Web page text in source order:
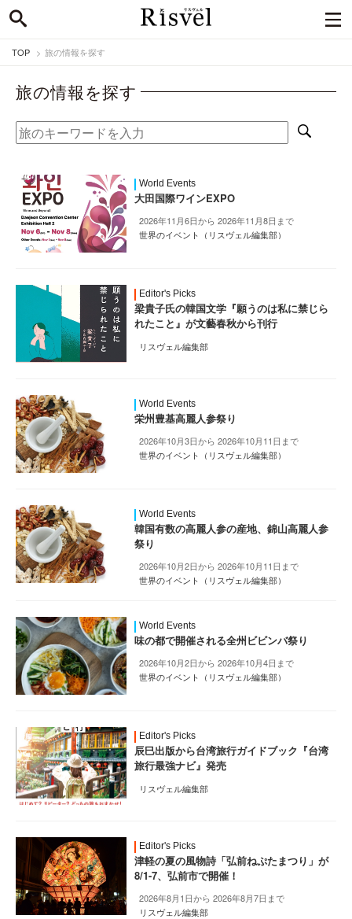
TOP 旅の情報を探す
旅の情報を探す
World Events
大田国際ワインEXPO
2026年11月6日から 2026年11月8日まで
世界のイベント（リスヴェル編集部）
Editor's Picks
梁貴子氏の韓国文学『願うのは私に禁じら
れたこと』が文藝春秋から刊行
リスヴェル編集部
World Events
栄州豊基高麗人参祭り
2026年10月3日から 2026年10月11日まで
世界のイベント（リスヴェル編集部）
World Events
韓国有数の高麗人参の産地、錦山高麗人参
祭り
2026年10月2日から 2026年10月11日まで
世界のイベント（リスヴェル編集部）
World Events
味の都で開催される全州ビビンバ祭り
2026年10月2日から 2026年10月4日まで
世界のイベント（リスヴェル編集部）
Editor's Picks
辰巳出版から台湾旅行ガイドブック『台湾
旅行最強ナビ』発売
リスヴェル編集部
Editor's Picks
津軽の夏の風物詩「弘前ねぷたまつり」が
8/1-7、弘前市で開催！
2026年8月1日から 2026年8月7日まで
リスヴェル編集部